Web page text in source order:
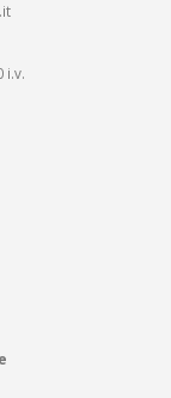
i.v.